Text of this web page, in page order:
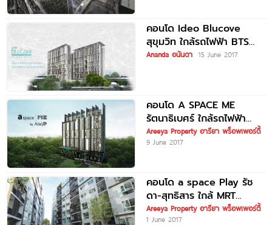
คอนโด Ideo Blucove
สุขุมวิท ใกล้รถไฟฟ้า BTS
อุดมสุข
Ananda อนันดา 15 June 2017
คอนโด A SPACE ME
รัตนาธิเบศร์ ใกล้รถไฟฟ้า
MRT สถานีรัตนาธิเบศร์
Areeya Property อารียา พร็อพเพอร์ตี้
9 June 2017
คอนโด a space Play รัช
ดา-สุทธิสาร ใกล้ MRT
สุทธิสาร
Areeya Property อารียา พร็อพเพอร์ตี้
1 June 2017